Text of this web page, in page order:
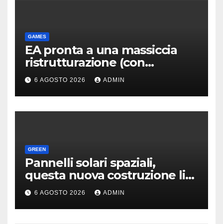
GAMES
EA pronta a una massiccia
ristrutturazione (con
licenziamenti) dopo l’addio
alla Borsa?
6 AGOSTO 2026 ADMIN
GREEN
Pannelli solari spaziali,
questa nuova costruzione li
rende molto più convenienti
6 AGOSTO 2026 ADMIN